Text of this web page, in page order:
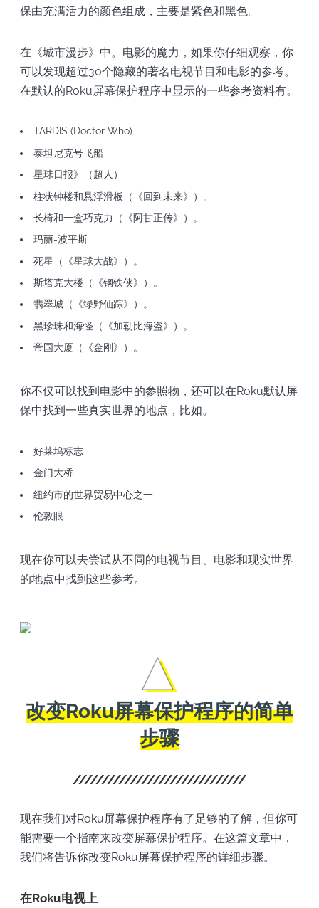
保由充满活力的颜色组成，主要是紫色和黑色。
在《城市漫步》中。电影的魔力，如果你仔细观察，你
可以发现超过30个隐藏的著名电视节目和电影的参考。
在默认的Roku屏幕保护程序中显示的一些参考资料有。
TARDIS (Doctor Who)
泰坦尼克号飞船
星球日报》（超人）
柱状钟楼和悬浮滑板（《回到未来》）。
长椅和一盒巧克力（《阿甘正传》）。
玛丽-波平斯
死星（《星球大战》）。
斯塔克大楼（《钢铁侠》）。
翡翠城（《绿野仙踪》）。
黑珍珠和海怪（《加勒比海盗》）。
帝国大厦（《金刚》）。
你不仅可以找到电影中的参照物，还可以在Roku默认屏
保中找到一些真实世界的地点，比如。
好莱坞标志
金门大桥
纽约市的世界贸易中心之一
伦敦眼
现在你可以去尝试从不同的电视节目、电影和现实世界
的地点中找到这些参考。
改变Roku屏幕保护程序的简单
步骤
现在我们对Roku屏幕保护程序有了足够的了解，但你可
能需要一个指南来改变屏幕保护程序。在这篇文章中，
我们将告诉你改变Roku屏幕保护程序的详细步骤。
在Roku电视上